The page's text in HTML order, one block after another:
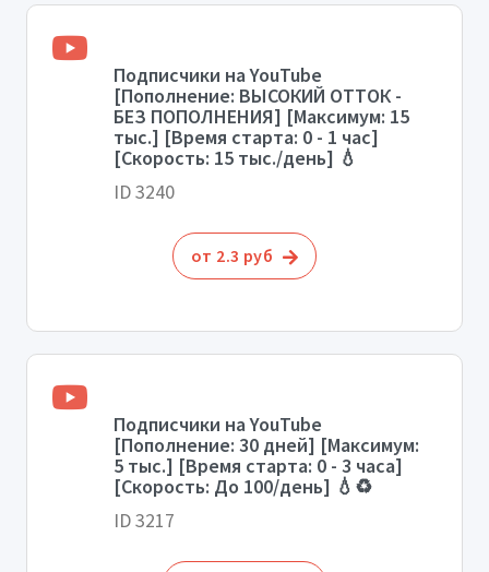
Подписчики на YouTube
[Пополнение: ВЫСОКИЙ ОТТОК -
БЕЗ ПОПОЛНЕНИЯ] [Максимум: 15
тыс.] [Время старта: 0 - 1 час]
[Скорость: 15 тыс./день] 💧
ID 3240
от 2.3 руб
Подписчики на YouTube
[Пополнение: 30 дней] [Максимум:
5 тыс.] [Время старта: 0 - 3 часа]
[Скорость: До 100/день] 💧♻️
ID 3217